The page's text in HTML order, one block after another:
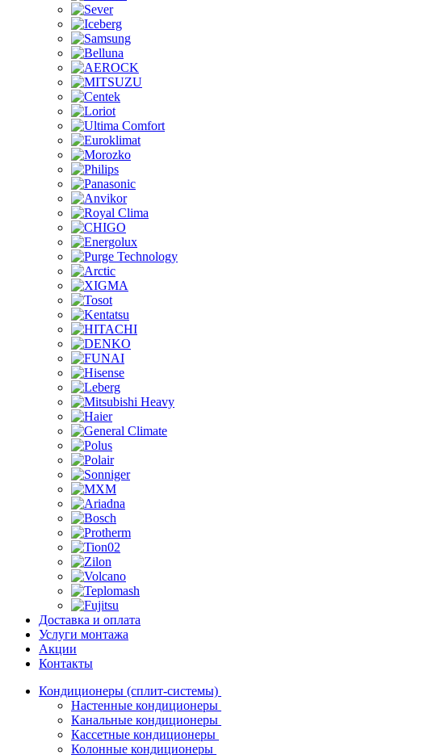
Доставка и оплата
Услуги монтажа
Акции
Контакты
Кондиционеры (сплит-системы)
Настенные кондиционеры
Канальные кондиционеры
Кассетные кондиционеры
Колонные кондиционеры